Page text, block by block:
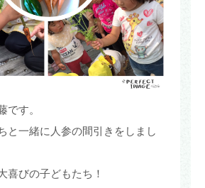
です。
と一緒に人参の間引きをしまし
喜びの子どもたち！